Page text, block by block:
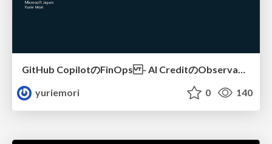
GitHub CopilotのFinOps - AI CreditのObservabilityと価値を生むためのエージェント設計
yuriemori
0 140